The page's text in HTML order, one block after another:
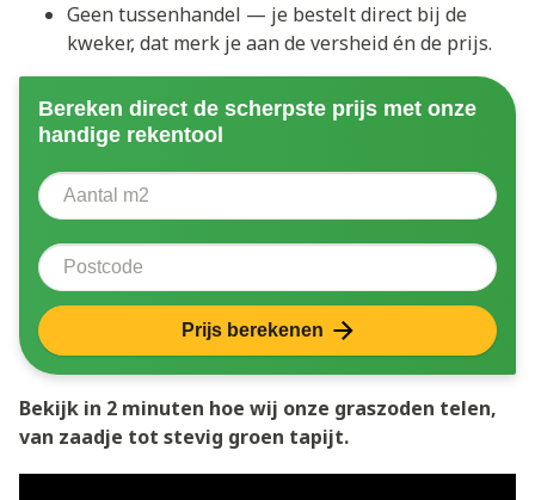
Geen tussenhandel — je bestelt direct bij de
kweker, dat merk je aan de versheid én de prijs.
Bereken direct de scherpste prijs met onze
handige rekentool
Aantal vierkante meter
Postcode
Prijs berekenen
Bekijk in 2 minuten hoe wij onze graszoden telen,
van zaadje tot stevig groen tapijt.